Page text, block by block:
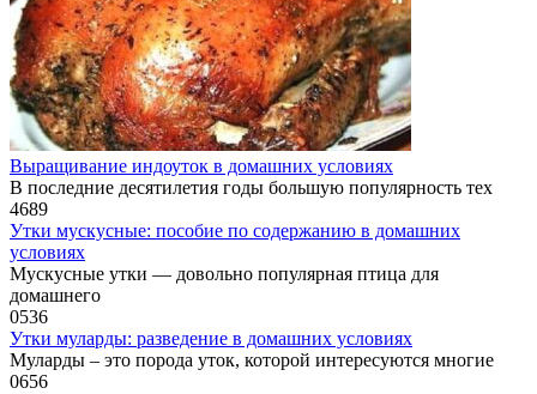
Выращивание индоуток в домашних условиях
В последние десятилетия годы большую популярность тех
4689
Утки мускусные: пособие по содержанию в домашних
условиях
Мускусные утки — довольно популярная птица для
домашнего
0536
Утки муларды: разведение в домашних условиях
Муларды – это порода уток, которой интересуются многие
0656